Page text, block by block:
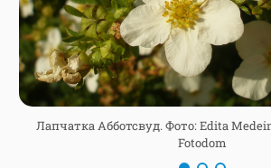
Лапчатка Абботсвуд. Фото: Edita
Fotodom